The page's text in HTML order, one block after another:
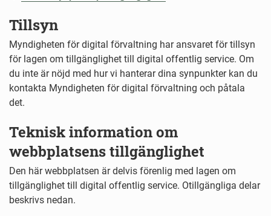
Tillsyn
Myndigheten för digital förvaltning har ansvaret för tillsyn
för lagen om tillgänglighet till digital offentlig service. Om
du inte är nöjd med hur vi hanterar dina synpunkter kan du
kontakta Myndigheten för digital förvaltning och påtala
det.
Teknisk information om
webbplatsens tillgänglighet
Den här webbplatsen är delvis förenlig med lagen om
tillgänglighet till digital offentlig service. Otillgängliga delar
beskrivs nedan.